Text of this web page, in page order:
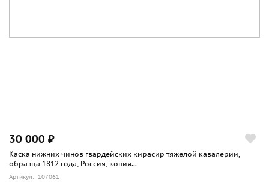
30 000 ₽
Каска нижних чинов гвардейских кирасир тяжелой кавалерии,
образца 1812 года, Россия, копия...
Артикул: 107061